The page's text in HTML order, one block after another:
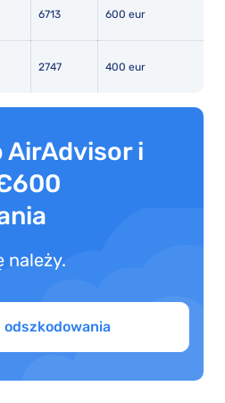
6713 600 eur
2747 400 eur
AirAdvisor i
należy.
odszkodowania